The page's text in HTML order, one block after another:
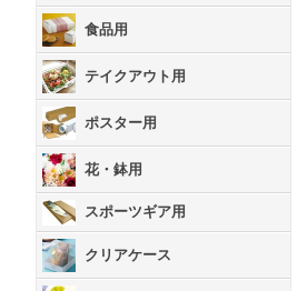
食品用
テイクアウト用
ポスター用
花・鉢用
スポーツギア用
クリアケース